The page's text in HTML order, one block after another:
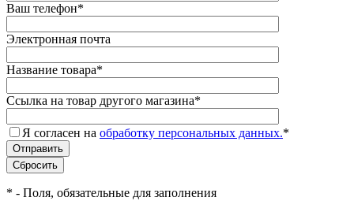
Ваш телефон*
Электронная почта
Название товара*
Ссылка на товар другого магазина*
Я согласен на обработку персональных данных.*
* - Поля, обязательные для заполнения